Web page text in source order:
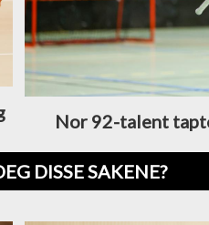
Nor 92-talent
DISSE SAKENE?